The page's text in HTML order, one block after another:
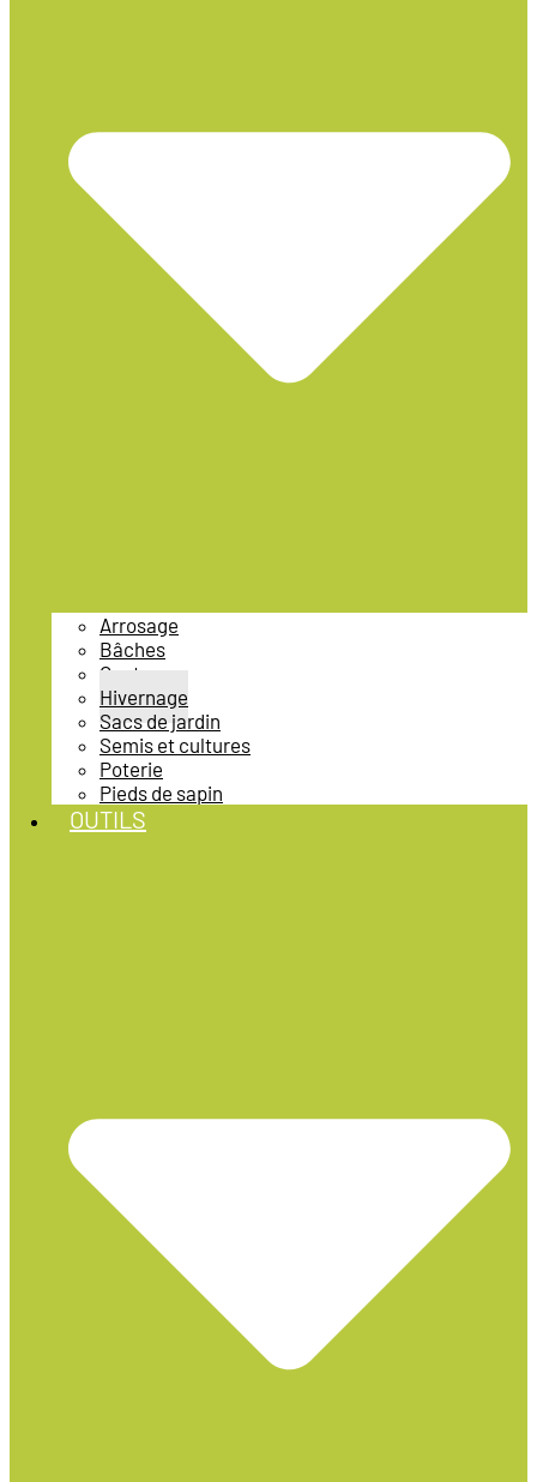
Arrosage
Bâches
Gants
Hivernage
Sacs de jardin
Semis et cultures
Poterie
Pieds de sapin
OUTILS